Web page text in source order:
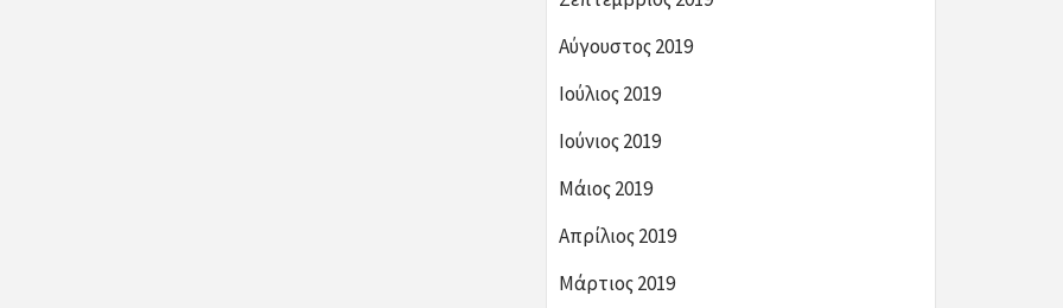
Αύγουστος 2019
Ιούλιος 2019
Ιούνιος 2019
Μάιος 2019
Απρίλιος 2019
Μάρτιος 2019